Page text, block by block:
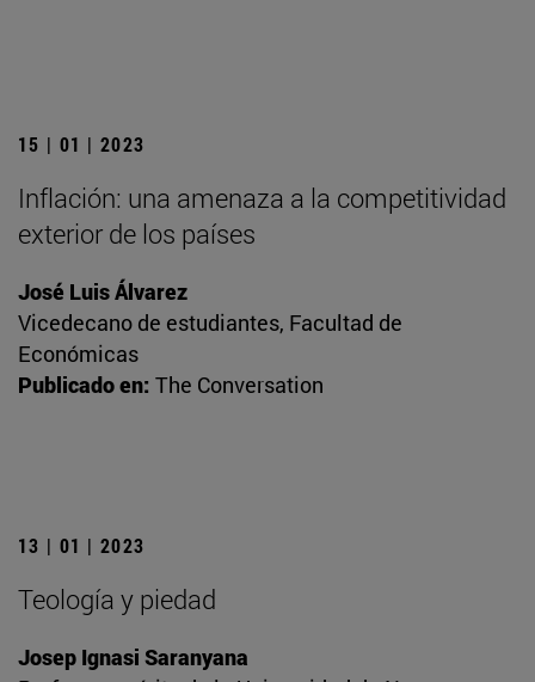
15 | 01 | 2023
Inflación: una amenaza a la competitividad
exterior de los países
José Luis Álvarez
Vicedecano de estudiantes, Facultad de
Económicas
Publicado en: The Conversation
13 | 01 | 2023
Teología y piedad
Josep Ignasi Saranyana